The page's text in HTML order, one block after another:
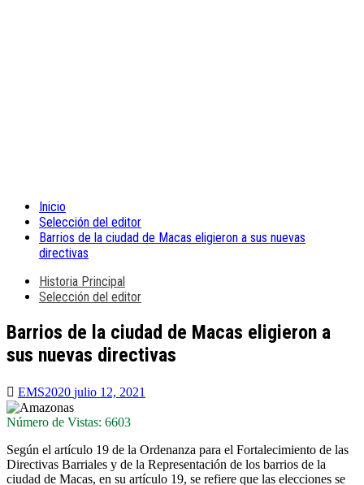
Inicio
Selección del editor
Barrios de la ciudad de Macas eligieron a sus nuevas
directivas
Historia Principal
Selección del editor
Barrios de la ciudad de Macas eligieron a
sus nuevas directivas
EMS2020 julio 12, 2021
Número de Vistas: 6603
Según el artículo 19 de la Ordenanza para el Fortalecimiento de las
Directivas Barriales y de la Representación de los barrios de la
ciudad de Macas, en su artículo 19, se refiere que las elecciones se